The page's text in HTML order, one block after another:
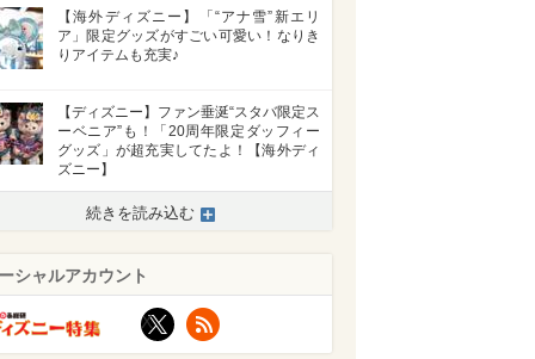
【海外ディズニー】「“アナ雪”新エリ
ア」限定グッズがすごい可愛い！なりき
りアイテムも充実♪
【ディズニー】ファン垂涎“スタバ限定ス
ーベニア”も！「20周年限定ダッフィー
グッズ」が超充実してたよ！【海外ディ
ズニー】
続きを読み込む
シャルアカウント
X